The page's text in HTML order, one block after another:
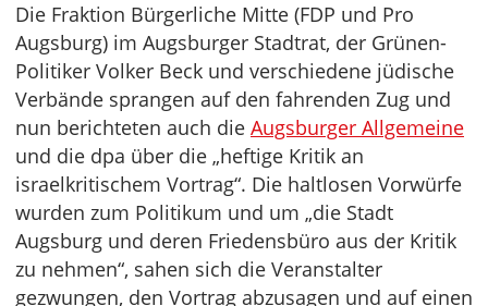
Die Fraktion Bürgerliche Mitte (FDP und Pro
Augsburg) im Augsburger Stadtrat, der Grünen-
Politiker Volker Beck und verschiedene jüdische
Verbände sprangen auf den fahrenden Zug und
nun berichteten auch die Augsburger Allgemeine
und die dpa über die „heftige Kritik an
israelkritischem Vortrag“. Die haltlosen Vorwürfe
wurden zum Politikum und um „die Stadt
Augsburg und deren Friedensbüro aus der Kritik
zu nehmen“, sahen sich die Veranstalter
gezwungen, den Vortrag abzusagen und auf einen